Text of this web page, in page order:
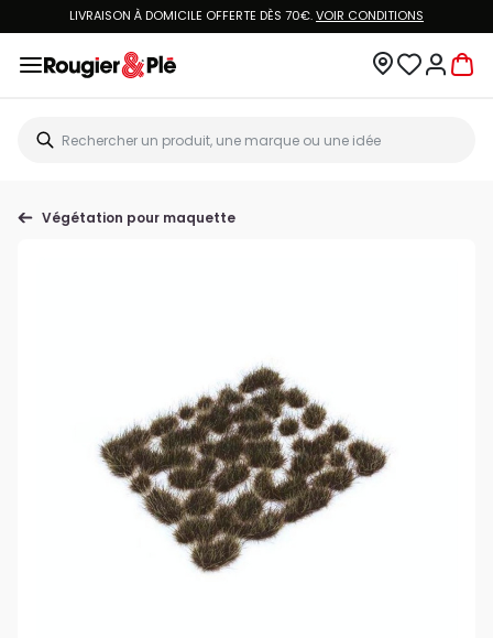
LIVRAISON À DOMICILE OFFERTE DÈS 70€.VOIR CONDITIONS
Végétation pour maquette